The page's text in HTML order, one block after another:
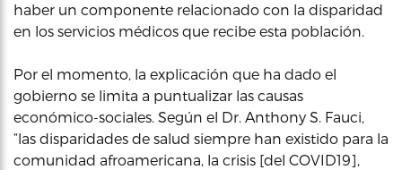
haber un componente relacionado con la disparidad
en los servicios médicos que recibe esta población.
Por el momento, la explicación que ha dado el
gobierno se limita a puntualizar las causas
económico-sociales. Según el Dr. Anthony S. Fauci,
“las disparidades de salud siempre han existido para la
comunidad afroamericana, la crisis [del COVID19],